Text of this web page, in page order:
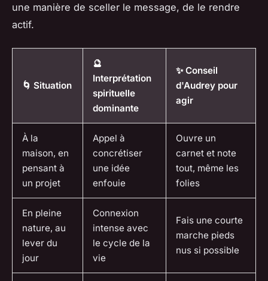
une manière de sceller le message, de le rendre
actif.
🌀 Situation
🔮
Interprétation
spirituelle
dominante
✨ Conseil
d'Audrey pour
agir
À la
maison, en
pensant à
un projet
Appel à
concrétiser
une idée
enfouie
Ouvre un
carnet et note
tout, même les
folies
En pleine
nature, au
lever du
jour
Connexion
intense avec
le cycle de la
vie
Fais une courte
marche pieds
nus si possible